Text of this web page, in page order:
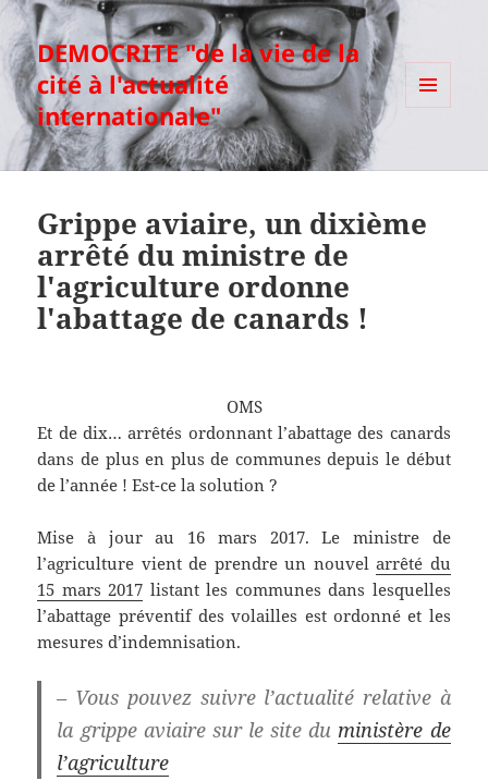
DEMOCRITE "de la vie de la
cité à l'actualité
internationale"
Grippe aviaire, un dixième
arrêté du ministre de
l'agriculture ordonne
l'abattage de canards !
OMS
Et de dix… arrêtés ordonnant l’abattage des canards
dans de plus en plus de communes depuis le début
de l’année ! Est-ce la solution ?
Mise à jour au 16 mars 2017. Le ministre de
l’agriculture vient de prendre un nouvelarrêté du
15 mars 2017 listant les communes dans lesquelles
l’abattage préventif des volailles est ordonné et les
mesures d’indemnisation.
– Vous pouvez suivre l’actualité relative à
la grippe aviaire sur le site du ministère de
l’agriculture